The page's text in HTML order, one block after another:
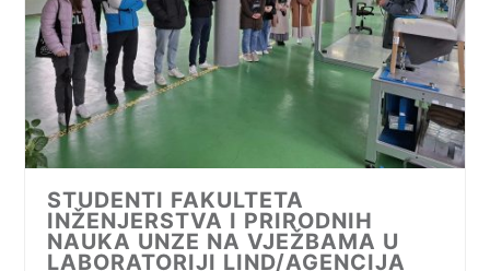
STUDENTI FAKULTETA
INŽENJERSTVA I PRIRODNIH
NAUKA UNZE NA VJEŽBAMA U
LABORATORIJI LIND/AGENCIJA